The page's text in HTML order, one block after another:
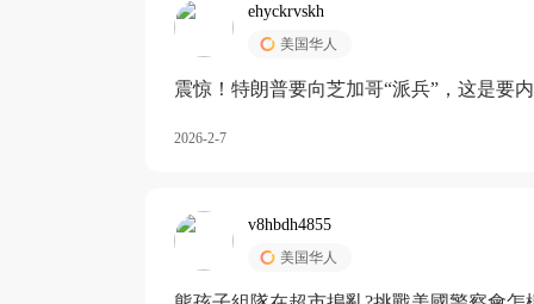
ehyckrvskh
美国华人
震惊！特朗普要向芝加哥“派兵”，这是要
2026-2-7
v8hbdh4855
美国华人